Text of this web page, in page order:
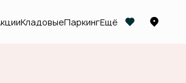
КладовыеПаркингЕщё
Забронировать